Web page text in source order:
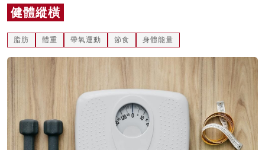
名家榜
灼見活動
關於我們
健體縱橫
脂肪 體重 帶氧運動 節食 身體能量